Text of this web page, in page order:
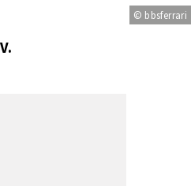
© bbsferrari